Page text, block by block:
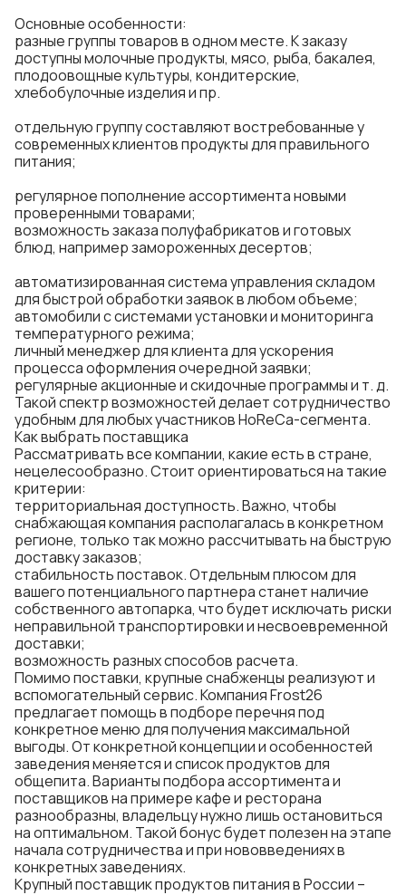
Основные особенности:
разные группы товаров в одном месте. К заказу
доступнымолочные продукты, мясо, рыба, бакалея,
плодоовощные культуры, кондитерские,
хлебобулочные изделия и пр.
отдельную группу составляют востребованные у
современных клиентов продукты для правильного
питания;
регулярное пополнение ассортимента новыми
проверенными товарами;
возможность заказа полуфабрикатов и готовых
блюд, например замороженныхдесертов;
автоматизированная система управления складом
для быстрой обработки заявок в любом объеме;
автомобили с системами установки и мониторинга
температурного режима;
личный менеджер для клиента для ускорения
процесса оформления очередной заявки;
регулярные акционные и скидочные программы и т. д.
Такой спектр возможностей делает сотрудничество
удобным для любых участников HoReCa-сегмента.
Как выбрать поставщика
Рассматривать все компании, какие есть в стране,
нецелесообразно. Стоит ориентироваться на такие
критерии:
территориальная доступность. Важно, чтобы
снабжающая компания располагалась в конкретном
регионе, только так можно рассчитывать на быструю
доставку заказов;
стабильность поставок. Отдельным плюсом для
вашего потенциального партнера станет наличие
собственного автопарка, что будет исключать риски
неправильной транспортировки и несвоевременной
доставки;
возможность разных способов расчета.
Помимо поставки, крупные снабженцы реализуют и
вспомогательный сервис. Компания Frost26
предлагает помощь в подборе перечня под
конкретное меню для получения максимальной
выгоды. От конкретной концепции и особенностей
заведения меняется и списокпродуктов для
общепита. Варианты подбора ассортимента и
поставщиков на примере кафе и ресторана
разнообразны, владельцу нужно лишь остановиться
на оптимальном. Такой бонус будет полезен на этапе
начала сотрудничества и при нововведениях в
конкретных заведениях.
Крупный поставщик продуктов питания в России –